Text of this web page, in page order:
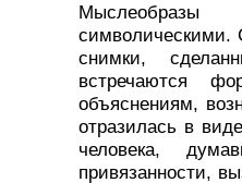
Мыслеобразы
символическими.
снимки,
встречаются
объяснениям,
отразилась в
человека,
привязанности,